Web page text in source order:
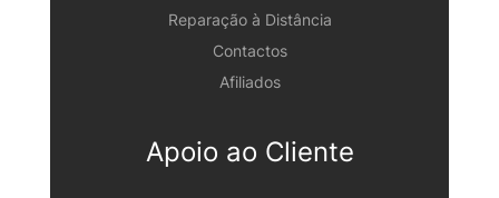
Reparação à Distância
Contactos
Afiliados
Apoio ao Cliente